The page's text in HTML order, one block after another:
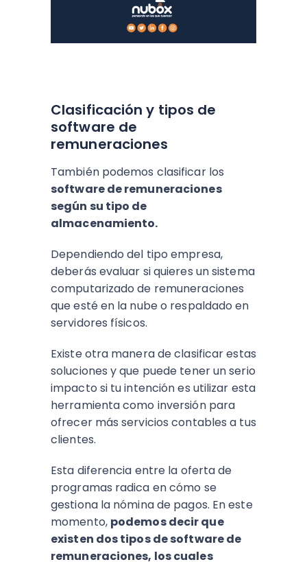
Clasificación y tipos de
software de
remuneraciones
También podemos clasificar los
software de remuneraciones
según su tipo de
almacenamiento.
Dependiendo del tipo empresa,
deberás evaluar si quieres un sistema
computarizado de remuneraciones
que esté en la nube o respaldado en
servidores físicos.
Existe otra manera de clasificar estas
soluciones y que puede tener un serio
impacto si tu intención es utilizar esta
herramienta como inversión para
ofrecer más servicios contables a tus
clientes.
Esta diferencia entre la oferta de
programas radica en cómo se
gestiona la nómina de pagos. En este
momento, podemos decir que
existen dos tipos de software de
remuneraciones, los cuales